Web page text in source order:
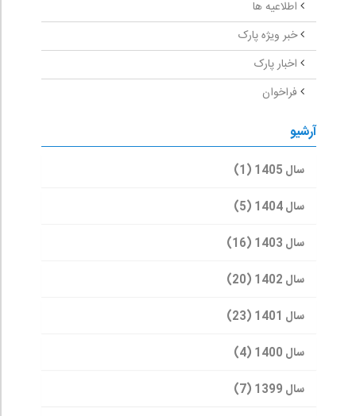
اطلاعیه ها
خبر ویژه پارک
اخبار پارک
فراخوان
آرشیو
سال 1405 (1)
سال 1404 (5)
سال 1403 (16)
سال 1402 (20)
سال 1401 (23)
سال 1400 (4)
سال 1399 (7)